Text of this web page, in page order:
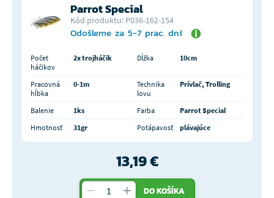
Parrot Special
Kód produktu: P036-162-154
Odošleme za 5-7 prac. dní
Počet
háčikov
2x trojháčik Dĺžka 10cm
Pracovná
hĺbka
0-1m
Technika
lovu
Prívlač, Trolling
Balenie 1ks Farba
Parrot Special
Hmotnosť
31gr Potápavosť plávajúce
13,19 €
DO KOŠÍKA